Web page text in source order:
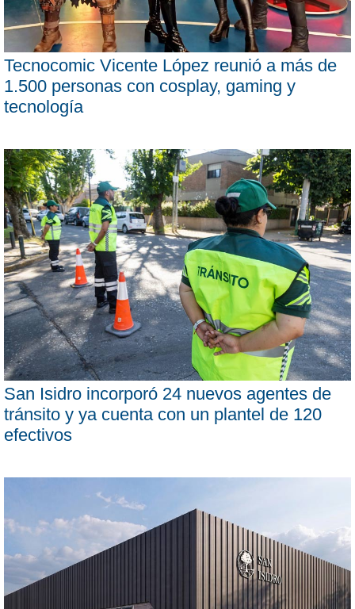
Tecnocomic Vicente López reunió a más de
1.500 personas con cosplay, gaming y
tecnología
San Isidro incorporó 24 nuevos agentes de
tránsito y ya cuenta con un plantel de 120
efectivos